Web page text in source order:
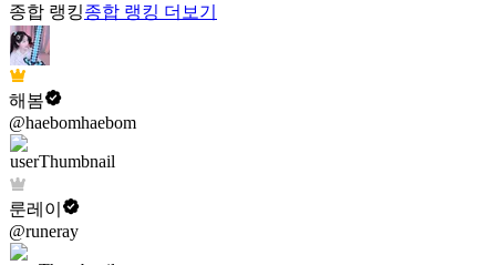
종합 랭킹종합 랭킹 더보기
해봄
@haebomhaebom
룬레이
@runeray